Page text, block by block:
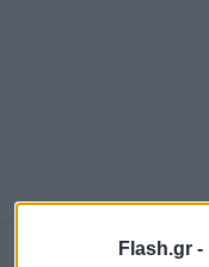
Flash.gr -